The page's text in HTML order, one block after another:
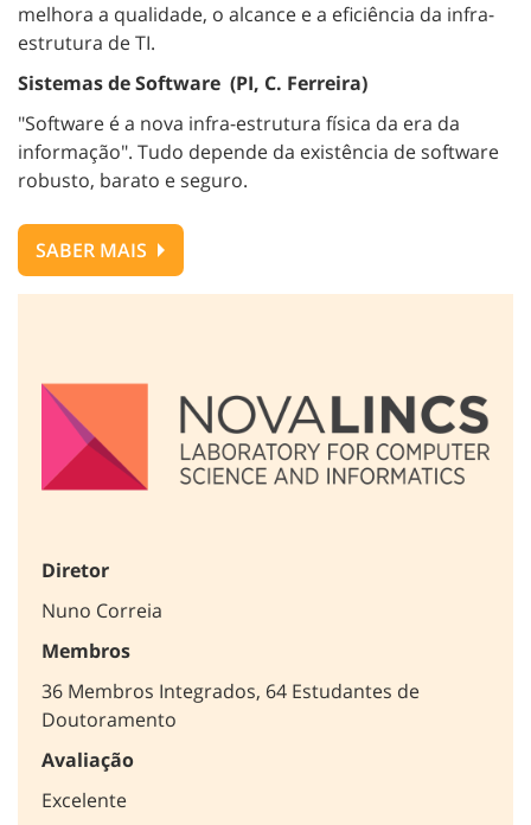
melhora a qualidade, o alcance e a eficiência da infra-
estrutura de TI.
Sistemas de Software (PI, C. Ferreira)
"Software é a nova infra-estrutura física da era da
informação". Tudo depende da existência de software
robusto, barato e seguro.
SABER MAIS
Diretor
Nuno Correia
Membros
36 Membros Integrados, 64 Estudantes de
Doutoramento
Avaliação
Excelente